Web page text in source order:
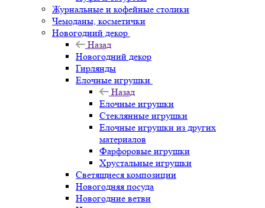
Журнальные и кофейные столики
Чемоданы, косметички
Новогодний декор
Назад
Новогодний декор
Гирлянды
Елочные игрушки
Назад
Елочные игрушки
Стеклянные игрушки
Елочные игрушки из других
материалов
Фарфоровые игрушки
Хрустальные игрушки
Светящиеся композиции
Новогодняя посуда
Новогодние ветви